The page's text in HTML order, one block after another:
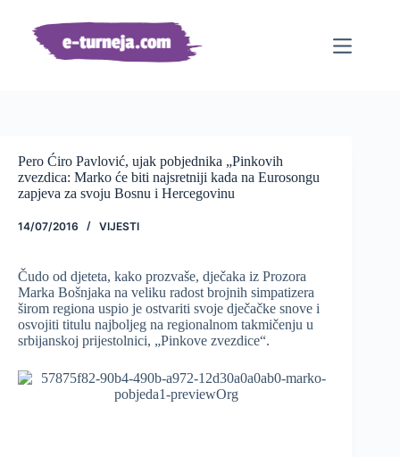
sadržaj
Pero Ćiro Pavlović, ujak pobjednika „Pinkovih
zvezdica: Marko će biti najsretniji kada na Eurosongu
zapjeva za svoju Bosnu i Hercegovinu
14/07/2016 VIJESTI
Čudo od djeteta, kako prozvaše, dječaka iz Prozora
Marka Bošnjaka na veliku radost brojnih simpatizera
širom regiona uspio je ostvariti svoje dječačke snove i
osvojiti titulu najboljeg na regionalnom takmičenju u
srbijanskoj prijestolnici, „Pinkove zvezdice“.